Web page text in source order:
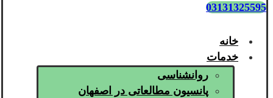
03131325595
خانه
خدمات
روانشناسی
پانسیون مطالعاتی در اصفهان